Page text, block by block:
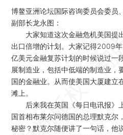
博鳌亚洲论坛国际咨询委员会委员
副部长龙永图：
大家知道这次金融危机美国提
出口倍增的计划。大家记得2009
亿美元金融复苏计划的时候说过一
展制造业，包括中低端的制造业，
国的金融业。从而使美国大厦建立
滩上。
后来我在英国《每日电讯报》
国首相布莱尔问德国的总理默克尔
秘密？默克尔随便讲了一句话，他